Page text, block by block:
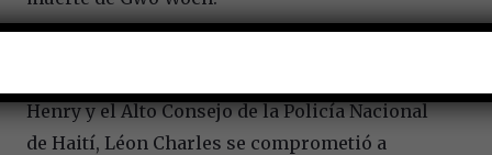
Henry y el Alto Consejo de la Policía Nacional
de Haití, Léon Charles se comprometió a